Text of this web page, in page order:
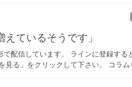
ているそうです」
配信しています。 ラインに登録する
見る」をクリックして下さい。 コラム